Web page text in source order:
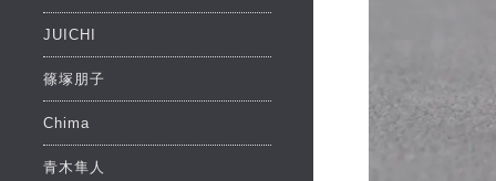
JUICHI
篠塚朋子
Chima
青木隼人